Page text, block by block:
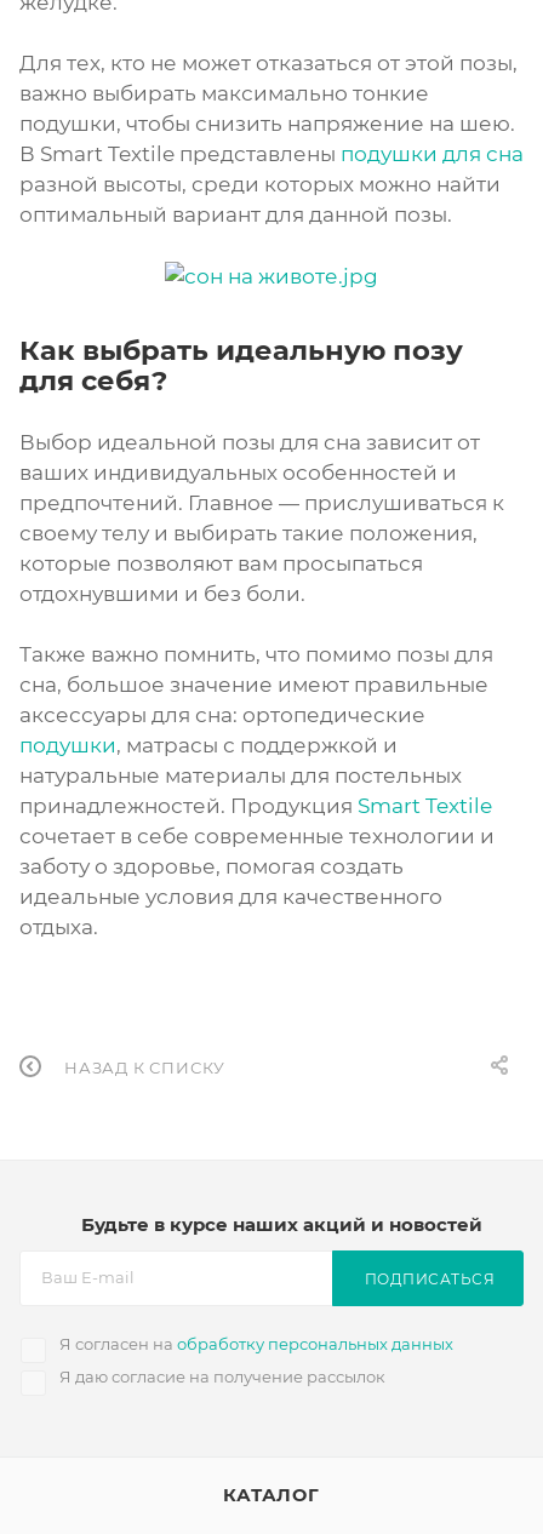
Для тех, кто не может отказаться от этой позы,
важно выбирать максимально тонкие
подушки, чтобы снизить напряжение на шею.
В Smart Textile представлены подушки для сна
разной высоты, среди которых можно найти
оптимальный вариант для данной позы.
Как выбрать идеальную позу
для себя?
Выбор идеальной позы для сна зависит от
ваших индивидуальных особенностей и
предпочтений. Главное — прислушиваться к
своему телу и выбирать такие положения,
которые позволяют вам просыпаться
отдохнувшими и без боли.
Также важно помнить, что помимо позы для
сна, большое значение имеют правильные
аксессуары для сна: ортопедические
подушки, матрасы с поддержкой и
натуральные материалы для постельных
принадлежностей. Продукция Smart Textile
сочетает в себе современные технологии и
заботу о здоровье, помогая создать
идеальные условия для качественного
отдыха.
НАЗАД К СПИСКУ
Будьте в курсе наших акций и новостей
Я согласен на обработку персональных данных
Я даю согласие на получение рассылок
ПОДПИСАТЬСЯ
КАТАЛОГ